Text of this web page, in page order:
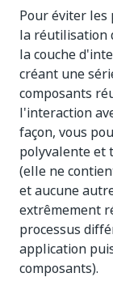
Pour éviter
la réutilisation
la couche
créant une
composants
l'interaction
façon, vous
polyvalente et
(elle ne
et aucune
extrêmement
processus
application
composants).